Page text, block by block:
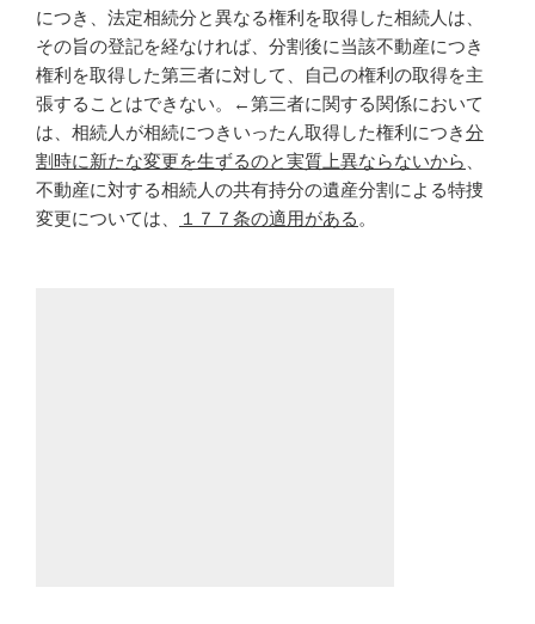
につき、法定相続分と異なる権利を取得した相続人は、
その旨の登記を経なければ、分割後に当該不動産につき
権利を取得した第三者に対して、自己の権利の取得を主
張することはできない。←第三者に関する関係において
は、相続人が相続につきいったん取得した権利につき分
割時に新たな変更を生ずるのと実質上異ならないから
不動産に対する相続人の共有持分の遺産分割による特捜
変更については、
１７７条の適用がある 。